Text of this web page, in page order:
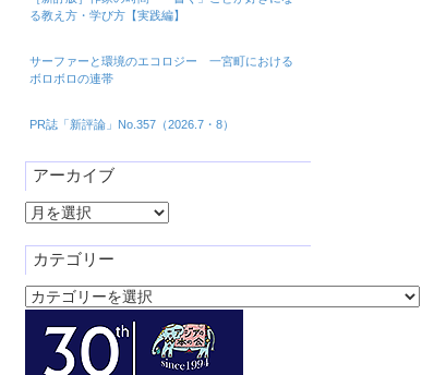
る教え方・学び方【実践編】
サーファーと環境のエコロジー 一宮町における
ボロボロの連帯
PR誌「新評論」No.357（2026.7・8）
アーカイブ
ア
カ
イ
ブ
カテゴリー
カ